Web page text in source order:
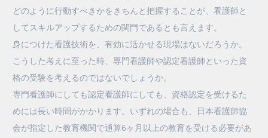
どのように行動すべきかをきちんと把握することが、看護師と
してスキルアップするための関門であるとも言えます。
身につけた看護技術を、有効に活かせる現場はないだろうか。
こうした考えに至った時、専門看護師や認定看護師といった資
格の受験を考えるのではないでしょうか。
専門看護師にしても認定看護師にしても、資格認定を受けるた
めには長い時間がかかります。いずれの場合も、日本看護師協
会が指定した教育機関で通算6ヶ月以上の教育を受ける必要があ